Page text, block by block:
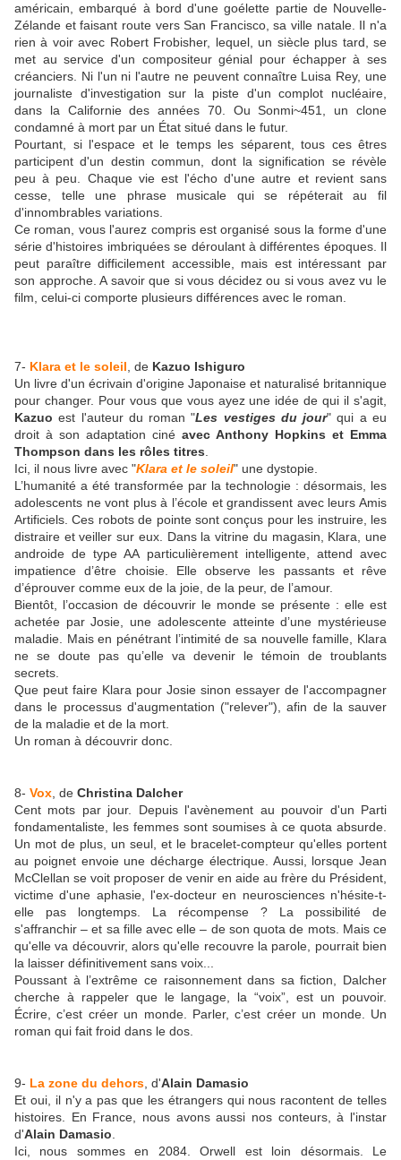
américain, embarqué à bord d'une goélette partie de Nouvelle-
Zélande et faisant route vers San Francisco, sa ville natale. Il n'a
rien à voir avec Robert Frobisher, lequel, un siècle plus tard, se
met au service d'un compositeur génial pour échapper à ses
créanciers. Ni l'un ni l'autre ne peuvent connaître Luisa Rey, une
journaliste d'investigation sur la piste d'un complot nucléaire,
dans la Californie des années 70. Ou Sonmi~451, un clone
condamné à mort par un État situé dans le futur.
Pourtant, si l'espace et le temps les séparent, tous ces êtres
participent d'un destin commun, dont la signification se révèle
peu à peu. Chaque vie est l'écho d'une autre et revient sans
cesse, telle une phrase musicale qui se répéterait au fil
d'innombrables variations.
Ce roman, vous l'aurez compris estorganisé sous la forme d'une
série d'histoires imbriquées se déroulant à différentes époques. Il
peut paraître difficilement accessible, mais est intéressant par
son approche. A savoir que si vous décidez ou si vous avez vu le
film, celui-ci comporte plusieurs différences avec le roman.
7- Klara et le soleil , de Kazuo Ishiguro
Un livre d'un écrivain d'origine Japonaise et naturalisé britannique
pour changer. Pour vous que vous ayez une idée de qui il s'agit,
Kazuo est l'auteur du roman "Les vestiges du jour" qui a eu
droit à son adaptation ciné avec Anthony Hopkins et Emma
Thompson dans les rôles titres
Ici, il nous livre avec "Klara et le soleil" une dystopie.
L’humanité a été transformée par la technologie : désormais, les
adolescents ne vont plus à l’école et grandissent avec leurs Amis
Artificiels. Ces robots de pointe sont conçus pour les instruire, les
distraire et veiller sur eux. Dans la vitrine du magasin, Klara, une
androide de type AA particulièrement intelligente, attend avec
impatience d’être choisie. Elle observe les passants et rêve
d’éprouver comme eux de la joie, de la peur, de l’amour.
Bientôt, l’occasion de découvrir le monde se présente : elle est
achetée par Josie, une adolescente atteinte d’une mystérieuse
maladie. Mais en pénétrant l’intimité de sa nouvelle famille, Klara
ne se doute pas qu’elle va devenir le témoin de troublants
secrets.
Que peut faire Klara pour Josie sinon essayer de l'accompagner
dans le processus d'augmentation ("relever"), afin de la sauver
de la maladie et de la mort.
Un roman à découvrir donc.
8- Vox , de Christina Dalcher
Cent mots par jour. Depuis l'avènement au pouvoir d'un Parti
fondamentaliste, les femmes sont soumises à ce quota absurde.
Un mot de plus, un seul, et le bracelet-compteur qu'elles portent
au poignet envoie une décharge électrique. Aussi, lorsque Jean
McClellan se voit proposer de venir en aide au frère du Président,
victime d'une aphasie, l'ex-docteur en neurosciences n'hésite-t-
elle pas longtemps. La récompense ? La possibilité de
s'affranchir – et sa fille avec elle – de son quota de mots. Mais ce
qu'elle va découvrir, alors qu'elle recouvre la parole, pourrait bien
la laisser définitivement sans voix...
Poussant à l’extrême ce raisonnement dans sa fiction, Dalcher
cherche à rappeler que le langage, la “voix”, est un pouvoir.
Écrire, c’est créer un monde. Parler, c’est créer un monde. Un
roman qui fait froid dans le dos.
9- La zone du dehors , d'Alain Damasio
Et oui, il n'y a pas que les étrangers qui nous racontent de telles
histoires. En France, nous avons aussi nos conteurs, à l'instar
d'Alain Damasio
Ici, nous sommes en 2084. Orwell est loin désormais. Le